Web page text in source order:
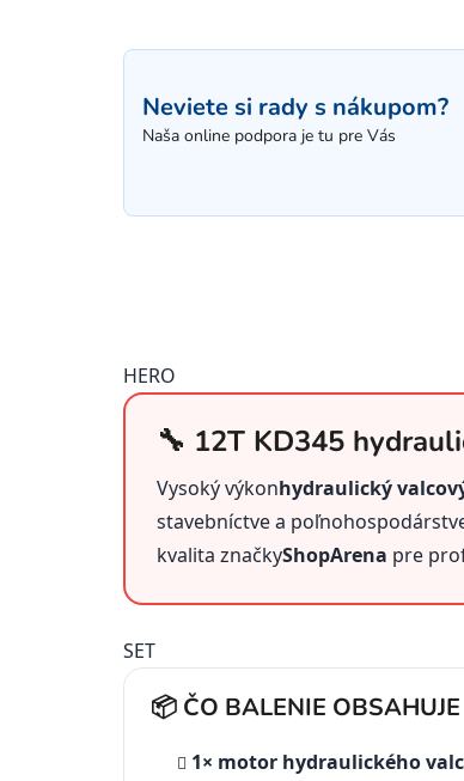
Neviete si rady s nákupom?
Naša online podpora je tu pre Vás
HERO
🔧 12T KD345
Vysoký výkonhydraulický
stavebníctve a
kvalita značkyShopArena pre
SET
📦 ČO BALENIE OBSAHUJE
1× motor hydraulického